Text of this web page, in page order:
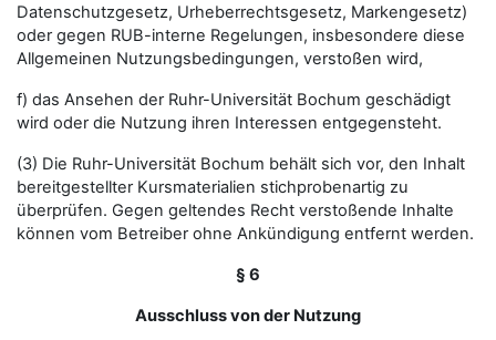
Datenschutzgesetz, Urheberrechtsgesetz, Markengesetz)
oder gegen RUB-interne Regelungen, insbesondere diese
Allgemeinen Nutzungsbedingungen, verstoßen wird,
f) das Ansehen der Ruhr-Universität Bochum geschädigt
wird oder die Nutzung ihren Interessen entgegensteht.
(3) Die Ruhr-Universität Bochum behält sich vor, den Inhalt
bereitgestellter Kursmaterialien stichprobenartig zu
überprüfen. Gegen geltendes Recht verstoßende Inhalte
können vom Betreiber ohne Ankündigung entfernt werden.
§ 6
Ausschluss von der Nutzung